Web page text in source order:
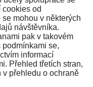
od
mohou v některých
návštěvníka.
pak v takovém
se,
informací
Přehled třetích stran,
přehledu o ochraně